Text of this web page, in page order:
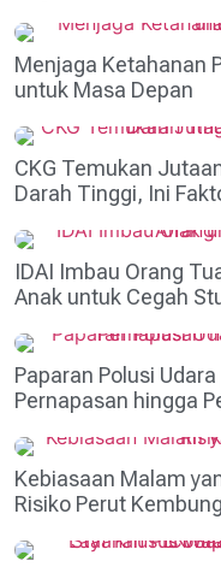
Menjaga Ketahanan
untuk Masa Depan
CKG Temukan
Darah Tinggi, Ini
IDAI Imbau Orang
Anak untuk Cegah
Paparan Polusi
Pernapasan hingga
Kebiasaan Malam
Risiko Perut Kembung